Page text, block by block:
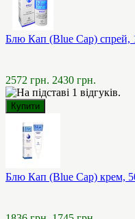
Блю Кап (Blue Cap) спрей,
2572 грн. 2430 грн.
Блю Кап (Blue Cap) крем,